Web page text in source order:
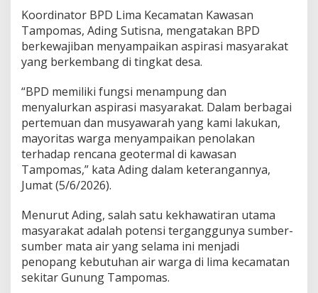
l
a
k
P
r
y
e
k
G
e
o
t
a
l
G
u
n
u
Koordinator BPD Lima Kecamatan Kawasan
Tampomas, Ading Sutisna, mengatakan BPD
berkewajiban menyampaikan aspirasi masyarakat
yang berkembang di tingkat desa.
“BPD memiliki fungsi menampung dan
menyalurkan aspirasi masyarakat. Dalam berbagai
pertemuan dan musyawarah yang kami lakukan,
mayoritas warga menyampaikan penolakan
terhadap rencana geotermal di kawasan
Tampomas,” kata Ading dalam keterangannya,
Jumat (5/6/2026).
Menurut Ading, salah satu kekhawatiran utama
masyarakat adalah potensi terganggunya sumber-
sumber mata air yang selama ini menjadi
penopang kebutuhan air warga di lima kecamatan
sekitar Gunung Tampomas.